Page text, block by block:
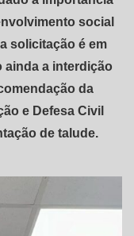
social
solicitação é em
ainda a interdição
da
e Defesa Civil
de talude.